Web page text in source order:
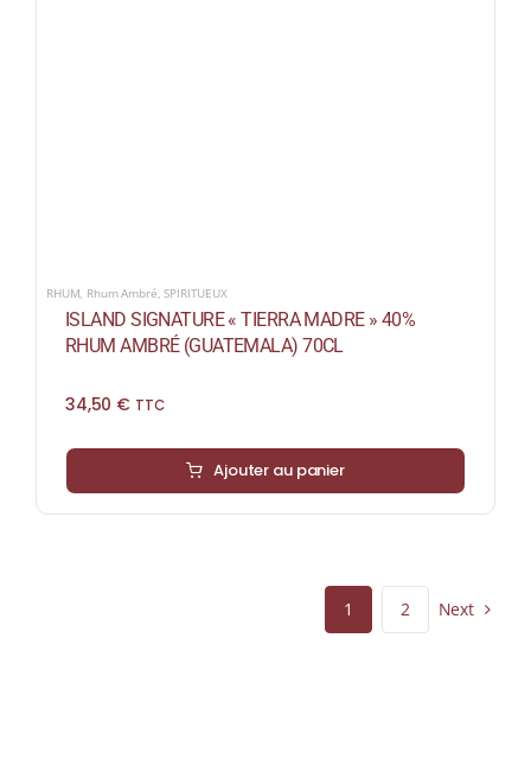
RHUM Rhum Ambré ,SPIRITUEUX
ISLAND SIGNATURE « TIERRA MADRE » 40%
RHUM AMBRÉ (GUATEMALA) 70CL
34,50 € TTC
Ajouter au panier
1 2 Next